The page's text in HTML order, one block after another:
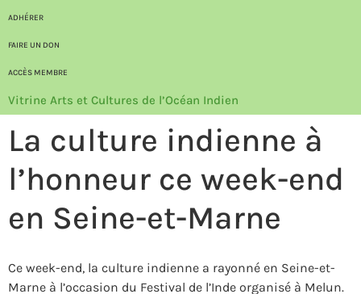
ADHÉRER
FAIRE UN DON
ACCÈS MEMBRE
Vitrine Arts et Cultures de l’Océan Indien
La culture indienne à
l’honneur ce week-end
en Seine-et-Marne
Ce week-end, la culture indienne a rayonné en Seine-et-
Marne à l’occasion du Festival de l’Inde organisé à Melun.